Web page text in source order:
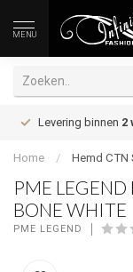
MENU
Levering binnen 2
Home / Hemd CTN
PME
BONE WHITE
PME LEGEND